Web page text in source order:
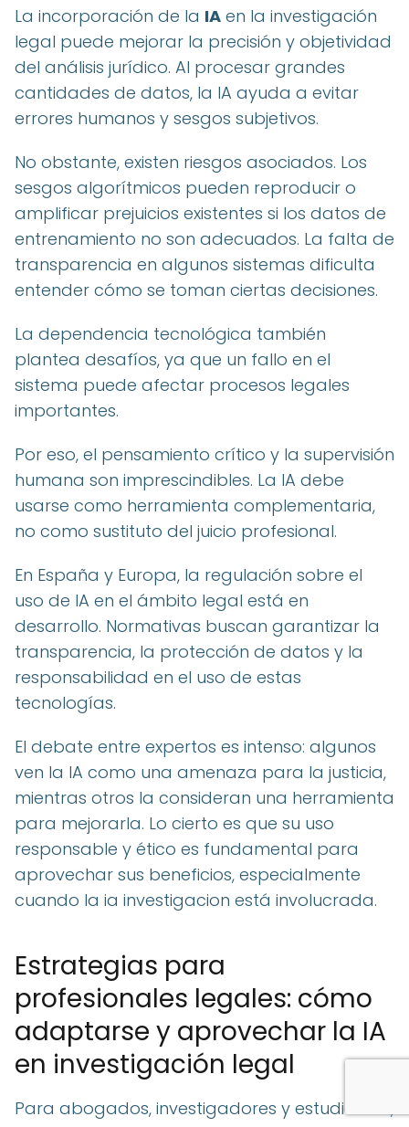
La incorporación de la IA en la investigación
legal puede mejorar la precisión y objetividad
del análisis jurídico. Al procesar grandes
cantidades de datos, la IA ayuda a evitar
errores humanos y sesgos subjetivos.
No obstante, existen riesgos asociados. Los
sesgos algorítmicos pueden reproducir o
amplificar prejuicios existentes si los datos de
entrenamiento no son adecuados. La falta de
transparencia en algunos sistemas dificulta
entender cómo se toman ciertas decisiones.
La dependencia tecnológica también
plantea desafíos, ya que un fallo en el
sistema puede afectar procesos legales
importantes.
Por eso, el pensamiento crítico y la supervisión
humana son imprescindibles. La IA debe
usarse como herramienta complementaria,
no como sustituto del juicio profesional.
En España y Europa, la regulación sobre el
uso de IA en el ámbito legal está en
desarrollo. Normativas buscan garantizar la
transparencia, la protección de datos y la
responsabilidad en el uso de estas
tecnologías.
El debate entre expertos es intenso: algunos
ven la IA como una amenaza para la justicia,
mientras otros la consideran una herramienta
para mejorarla. Lo cierto es que su uso
responsable y ético es fundamental para
aprovechar sus beneficios, especialmente
cuando la ia investigacion está involucrada.
Estrategias para
profesionales legales: cómo
adaptarse y aprovechar la IA
en investigación legal
Para abogados, investigadores y estudiantes,